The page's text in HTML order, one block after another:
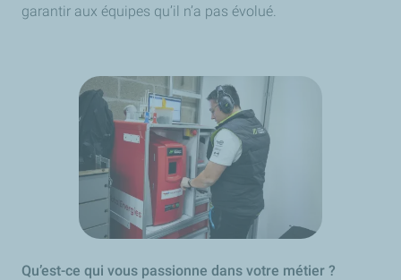
garantir aux équipes qu’il n’a pas évolué.
Qu’est-ce qui vous passionne dans votre métier ?